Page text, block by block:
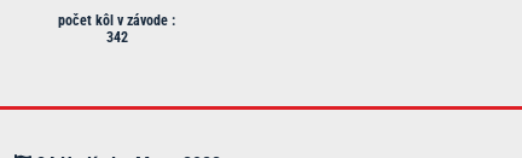
počet kôl v závode :
342